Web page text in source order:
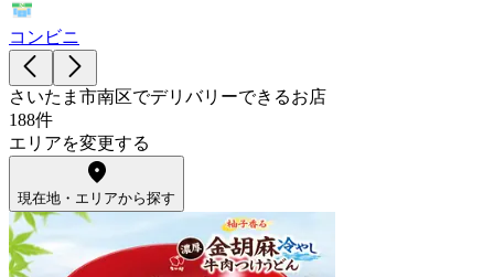
コンビニ
さいたま市南区でデリバリーできるお店
188件
エリアを変更する
現在地・エリアから探す